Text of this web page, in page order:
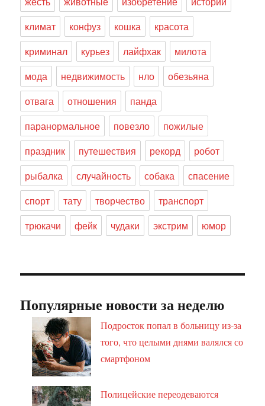
климат
конфуз кошка
красота
криминал
курьез лайфхак
милота
мода
недвижимость нло
обезьяна
отвага
отношения
панда
паранормальное
повезло
пожилые
праздник
путешествия рекорд
робот
рыбалка
случайность собака
спасение
спорт
тату творчество
транспорт
трюкачи
фейк чудаки экстрим юмор
Популярные новости за неделю
Подросток попал в больницу из-за
того, что целыми днями валялся со
смартфоном
Полицейские переодеваются